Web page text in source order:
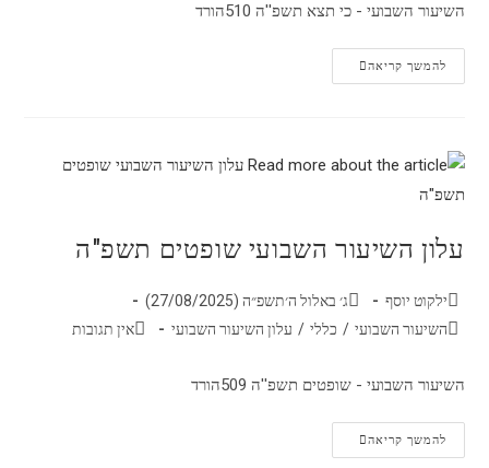
השיעור השבועי - כי תצא תשפ''ה 510הורד
להמשך קריאה
עלון השיעור השבועי שופטים תשפ"ה
ילקוט יוסף
ג׳ באלול ה׳תשפ״ה (27/08/2025)
השיעור השבועי / כללי / עלון השיעור השבועי אין תגובות
השיעור השבועי - שופטים תשפ''ה 509הורד
להמשך קריאה